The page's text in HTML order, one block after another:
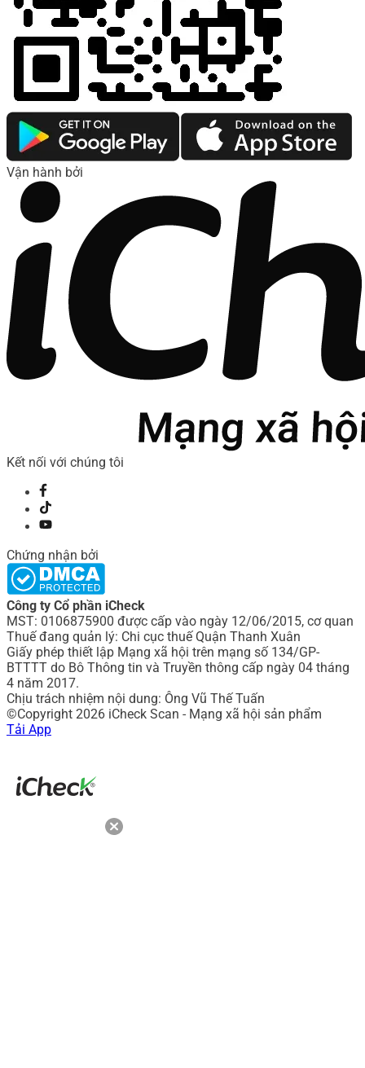
Vận hành bởi
Kết nối với chúng tôi
Chứng nhận bởi
Công ty Cổ phần iCheck
MST: 0106875900 được cấp vào ngày 12/06/2015, cơ quan
Thuế đang quản lý: Chi cục thuế Quận Thanh Xuân
Giấy phép thiết lập Mạng xã hội trên mạng số 134/GP-
BTTTT do Bô Thông tin và Truyền thông cấp ngày 04 tháng
4 năm 2017.
Chịu trách nhiệm nội dung: Ông Vũ Thế Tuấn
©Copyright 2026 iCheck Scan - Mạng xã hội sản phẩm
Tải App